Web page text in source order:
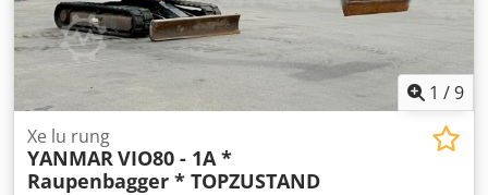
1 /9
Xe lu rung
YANMAR VIO80 - 1A *
Raupenbagger * TOPZUSTAND